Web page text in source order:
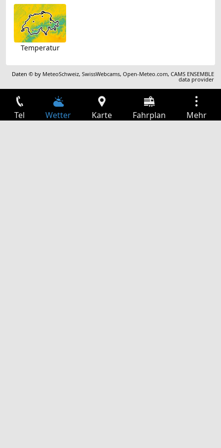
Temperatur
Daten © by MeteoSchweiz,SwissWebcams,Open-Meteo.com,CAMS ENSEMBLE
data provider
Tel Wetter Karte Fahrplan Mehr